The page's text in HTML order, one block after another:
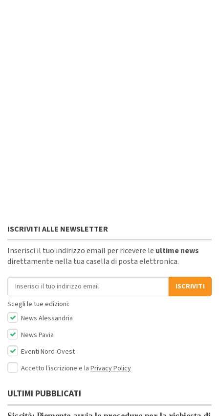
ISCRIVITI ALLE NEWSLETTER
Inserisci il tuo indirizzo email per ricevere le ultime news
direttamente nella tua casella di posta elettronica.
Indirizzo email
ISCRIVITI
Scegli le tue edizioni:
News Alessandria
News Pavia
Eventi Nord-Ovest
Accetto l'iscrizione e la Privacy Policy
ULTIMI PUBBLICATI